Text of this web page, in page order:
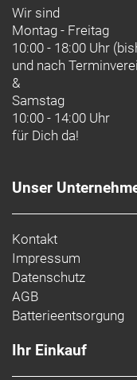
Wir sind
Montag - Freitag
10:00 - 18:00 Uhr
und nach
&
Samstag
10:00 - 14:00 Uhr
für Dich da!
Unser
Kontakt
Impressum
Datenschutz
AGB
Batterieentsorgung
Ihr Einkauf